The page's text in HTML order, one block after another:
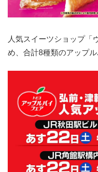
人気スイーツショップ「
め、合計8種類のアップル